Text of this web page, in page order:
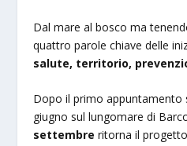
Dal mare al bosco ma
quattro parole chiave delle
salute, territorio,
Dopo il primo appuntamento
giugno sul lungomare di
settembre ritorna il